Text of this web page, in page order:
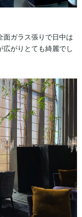
面ガラス張りで日中は
広がりとても綺麗でし